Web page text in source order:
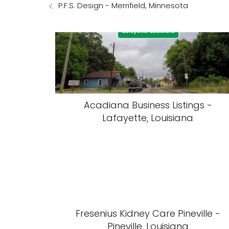
P.F.S. Design - Merrifield, Minnesota
Acadiana Business Listings -
Lafayette, Louisiana
Fresenius Kidney Care Pineville -
Pineville, Louisiana